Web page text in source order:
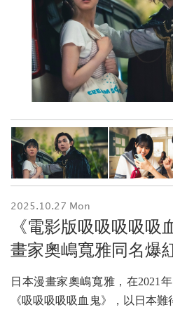
2025.10.27 Mon
《電影版吸吸吸吸吸
畫家奧嶋寬雅同名爆
日本漫畫家奧嶋寬雅，在2021
《吸吸吸吸吸血鬼》，以日本